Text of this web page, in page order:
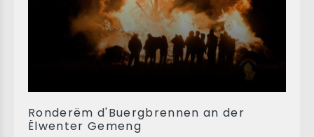
Ronderëm d'Buergbrennen an der
Ëlwenter Gemeng